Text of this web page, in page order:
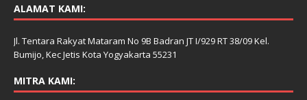
ALAMAT KAMI:
Jl. Tentara Rakyat Mataram No 9B Badran JT I/929 RT 38/09 Kel.
Bumijo, Kec Jetis Kota Yogyakarta 55231
MITRA KAMI: